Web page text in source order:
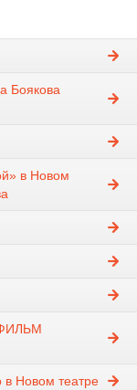
Боякова
в Новом
в Новом театре